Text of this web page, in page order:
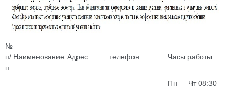
№
п/
п
Наименование Адрес телефон Часы работы
Пн — Чт 08:30–